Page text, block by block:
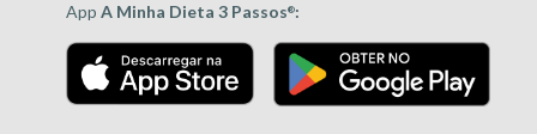
App A Minha Dieta 3 Passos®: